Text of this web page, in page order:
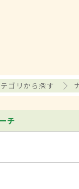
ゴリから探す
チ